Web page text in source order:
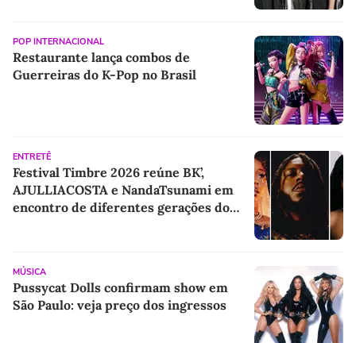
POP INTERNACIONAL
Restaurante lança combos de
Guerreiras do K-Pop no Brasil
ENTRETÊ
Festival Timbre 2026 reúne BK’,
AJULLIACOSTA e NandaTsunami em
encontro de diferentes gerações do
MÚSICA
Pussycat Dolls confirmam show em
São Paulo: veja preço dos ingressos